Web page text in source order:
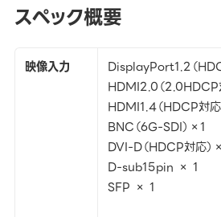
スペック概要
映像入力
DisplayPort1.2（
HDMI2.0（2.0HDCP
HDMI1.4（HDCP対
BNC（6G-SDI）×1
DVI-D（HDCP対応）
D-sub15pin × 1
SFP × 1